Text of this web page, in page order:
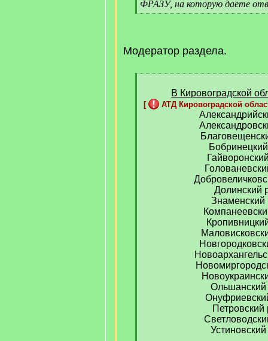
ФРАЗУ, на которую даете
[
]
Модератор раздела.
В Кировоградской
[ АТД Кировоградской
Долинский
Знаменский
Ольшанский
Петровский